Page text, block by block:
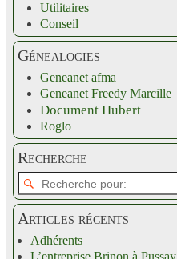
Utilitaires
Conseil
Génealogies
Geneanet afma
Geneanet Freedy Marcille
Document Hubert
Roglo
Recherche
Articles récents
Adhérents
L’entreprise Brinon à Pussay